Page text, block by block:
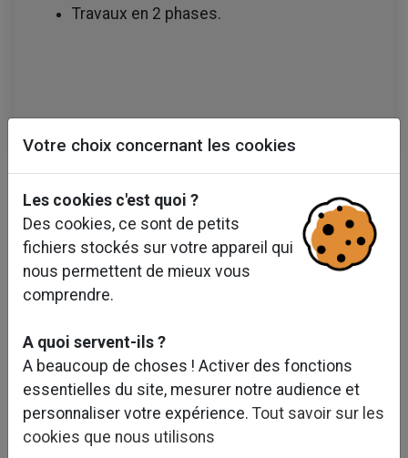
Travaux en 2 phases.
Votre choix concernant les cookies
Les cookies c'est quoi ?
Des cookies, ce sont de petits
fichiers stockés sur votre appareil qui
nous permettent de mieux vous
comprendre.
A quoi servent-ils ?
A beaucoup de choses ! Activer des fonctions
essentielles du site, mesurer notre audience et
personnaliser votre expérience. Tout savoir sur les
cookies que nous utilisons